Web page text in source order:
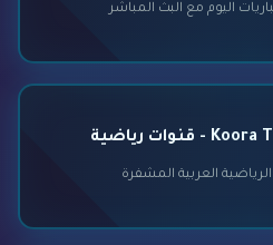
اليوم مع البث المباشر
العربية المشفرة